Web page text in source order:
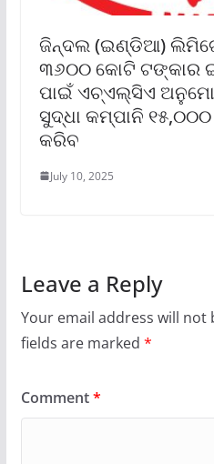
ଜିନ୍ଦଲ (ଇଣ୍ଡିଆ)
୩୬୦୦ କୋଟି ଟଙ୍କାର
ପାଇଁ ଏଚ୍‌ଏଲ୍‌ସିଏ
ସୁଦ୍ଧା କମ୍ପାନି
କରିବ
July 10, 2025
Leave a Reply
Your email address will not
fields are marked *
Comment*